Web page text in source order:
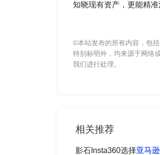
知晓现有资产，更能精准
©本站发布的所有内容，包
特别标明外，均来源于网络
我们进行处理。
相关推荐
影石Insta360选择亚马逊